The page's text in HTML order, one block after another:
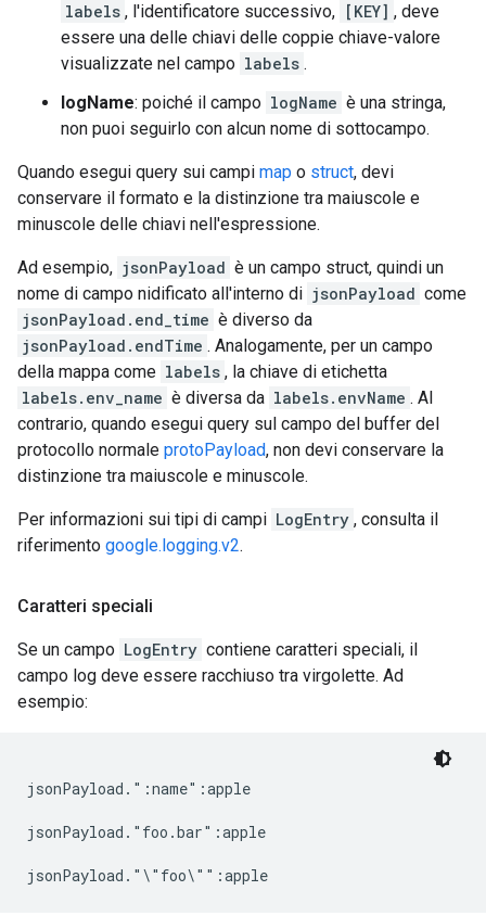
labels , l'identificatore successivo, [KEY] , deve
essere una delle chiavi delle coppie chiave-valore
visualizzate nel campo labels .
logName: poiché il campo logName è una stringa,
non puoi seguirlo con alcun nome di sottocampo.
Quando esegui query sui campi map o struct, devi
conservare il formato e la distinzione tra maiuscole e
minuscole delle chiavi nell'espressione.
Ad esempio, jsonPayload è un campo struct, quindi un
nome di campo nidificato all'interno di jsonPayload come
jsonPayload.end_time è diverso da
jsonPayload.endTime . Analogamente, per un campo
della mappa come labels , la chiave di etichetta
labels.env_name è diversa da labels.envName . Al
contrario, quando esegui query sul campo del buffer del
protocollo normale protoPayload, non devi conservare la
distinzione tra maiuscole e minuscole.
Per informazioni sui tipi di campi LogEntry , consulta il
riferimento google.logging.v2.
Caratteri speciali
Se un campo LogEntry contiene caratteri speciali, il
campo log deve essere racchiuso tra virgolette. Ad
esempio:
jsonPayload.":name":apple
jsonPayload."foo.bar":apple